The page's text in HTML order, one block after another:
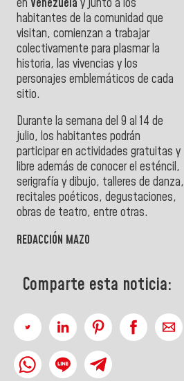
habitantes de la comunidad que
visitan, comienzan a trabajar
colectivamente para plasmar la
historia, las vivencias y los
personajes emblemáticos de cada
sitio.
Durante la semana del 9 al 14 de
julio, los habitantes podrán
participar en actividades gratuitas y
libre además de conocer el esténcil,
serigrafía y dibujo, talleres de danza,
recitales poéticos, degustaciones,
obras de teatro, entre otras.
REDACCIÓN MAZO
Comparte esta noticia: